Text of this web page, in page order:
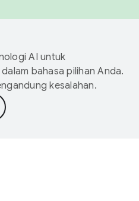
AI untuk
bahasa pilihan Anda.
kesalahan.